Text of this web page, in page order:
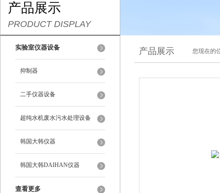
产品展示
PRODUCT DISPLAY
实验室仪器设备
抑制器
二手仪器设备
超纯水机废水污水处理设备
韩国大韩仪器
韩国大韩DAIHAN仪器
查看更多
产品展示 您现在的